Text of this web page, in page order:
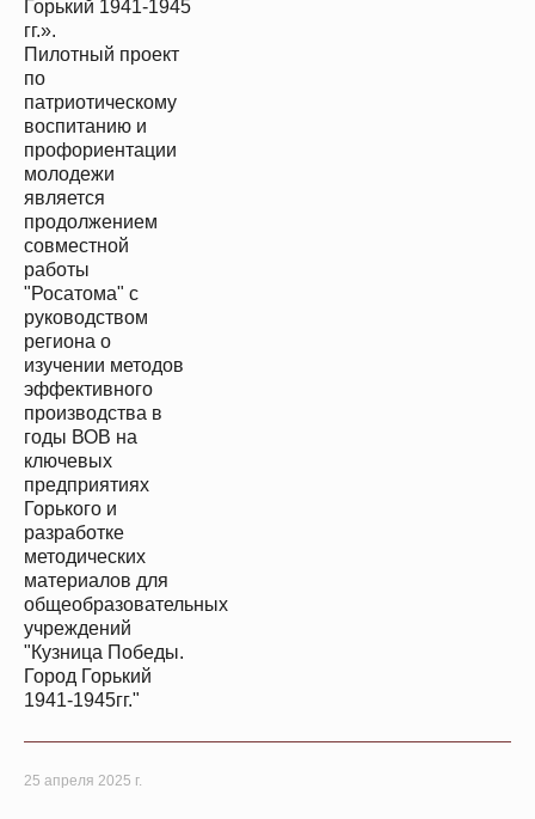
Горький 1941-1945
гг.».
Пилотный проект
по
патриотическому
воспитанию и
профориентации
молодежи
является
продолжением
совместной
работы
"Росатома" с
руководством
региона о
изучении методов
эффективного
производства в
годы ВОВ на
ключевых
предприятиях
Горького и
разработке
методических
материалов для
общеобразовательных
учреждений
"Кузница Победы.
Город Горький
1941-1945гг."
25 апреля 2025 г.